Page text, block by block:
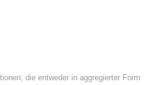
die entweder in aggregierter Form